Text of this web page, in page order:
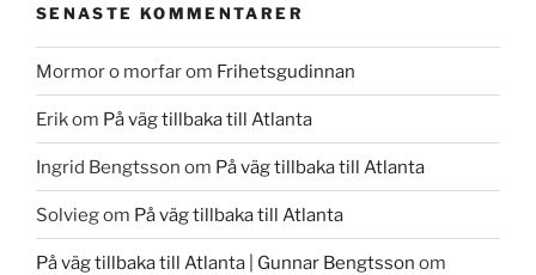
SENASTE KOMMENTARER
Mormor o morfarom Frihetsgudinnan
Erikom På väg tillbaka till Atlanta
Ingrid Bengtsson om På väg tillbaka till Atlanta
Solviegom På väg tillbaka till Atlanta
På väg tillbaka till Atlanta | Gunnar Bengtsson om